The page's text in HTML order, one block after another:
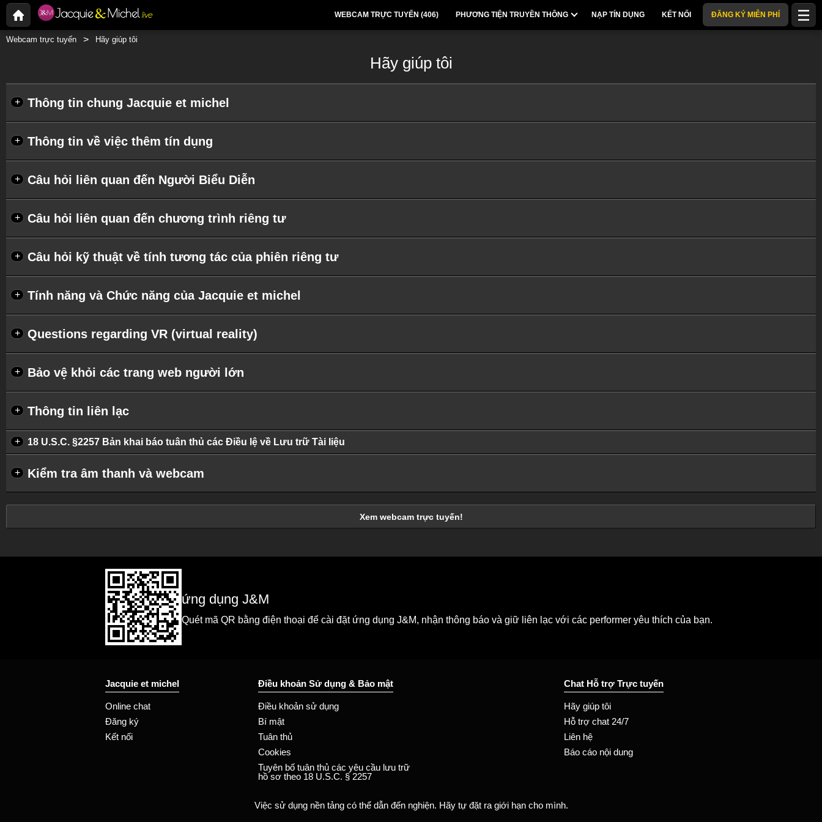
WEBCAM TRỰC TUYẾN (406) PHƯƠNG TIỆN TRUYỀN THÔNG NẠP TÍN DỤNG KẾT NỐI ĐĂNG KÝ MIỄN PHÍ
Webcam trực tuyến Hãy giúp tôi
Hãy giúp tôi
+ Thông tin chung Jacquie et michel
+ Thông tin về việc thêm tín dụng
+ Câu hỏi liên quan đến Người Biểu Diễn
+ Câu hỏi liên quan đến chương trình riêng tư
+ Câu hỏi kỹ thuật về tính tương tác của phiên riêng tư
+ Tính năng và Chức năng của Jacquie et michel
+ Questions regarding VR (virtual reality)
+ Bảo vệ khỏi các trang web người lớn
+ Thông tin liên lạc
+ 18 U.S.C. §2257 Bản khai báo tuân thủ các Điều lệ về Lưu trữ Tài liệu
+ Kiểm tra âm thanh và webcam
Xem webcam trực tuyến!
ứng dụng J&M
Quét mã QR bằng điện thoại để cài đặt ứng dụng J&M, nhận thông báo và giữ liên lạc với các performer yêu thích của bạn.
Jacquie et michel
Online chat
Đăng ký
Kết nối
Điều khoản Sử dụng & Bảo mật
Điều khoản sử dụng
Bí mật
Tuân thủ
Cookies
Tuyên bố tuân thủ các yêu cầu lưu trữ
hồ sơ theo 18 U.S.C. § 2257
Chat Hỗ trợ Trực tuyến
Hãy giúp tôi
Hỗ trợ chat 24/7
Liên hệ
Báo cáo nội dung
Việc sử dụng nền tảng có thể dẫn đến nghiện. Hãy tự đặt ra giới hạn cho mình.